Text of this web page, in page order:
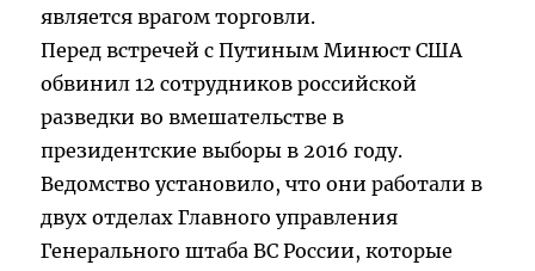
является врагом торговли.
Перед встречей с Путиным Минюст США
обвинил 12 сотрудников российской
разведки во вмешательстве в
президентские выборы в 2016 году.
Ведомство установило, что они работали в
двух отделах Главного управления
Генерального штаба ВС России, которые